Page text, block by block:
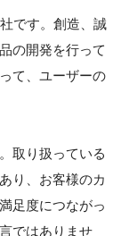
です。創造、誠
の開発を行って
て、ユーザーの
取り扱っている
り、お客様のカ
足度につながっ
ではありませ